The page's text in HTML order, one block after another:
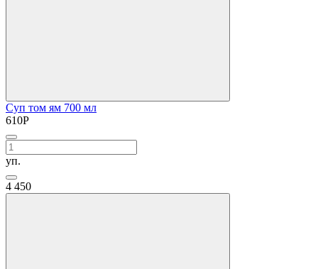
Суп том ям 700 мл
610Р
уп.
4 450